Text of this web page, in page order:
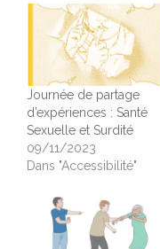
Journée de partage
d’expériences : Santé
Sexuelle et Surdité
09/11/2023
Dans "Accessibilité"